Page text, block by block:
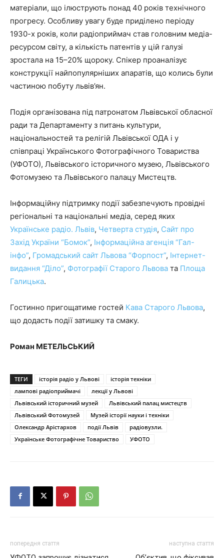
матеріали, що ілюструють понад 40 років технічного
прогресу. Особливу увагу буде приділено періоду
1930-х років, коли радіоприймач став головним медіа-
ресурсом світу, а кількість патентів у цій галузі
зростала на 15–20% щороку. Спікер проаналізує
конструкції найпопулярніших апаратів, що колись були
частиною побуту львів’ян.
Подія організована під патронатом Львівської обласної
ради та Департаменту з питань культури,
національностей та релігій Львівської ОДА і у
співпраці Українського Фотографічного Товариства
(УФОТО), Львівського історичного музею, Львівського
Фотомузею та Львівського палацу Мистецтв.
Інформаційну підтримку події забезпечують провідні
регіональні та національні медіа, серед яких
Українське радіо. Львів, Четверта студія, Сайт про
Захід України “Бомок”, Інформаційна агенція “Гал-
інфо”, Громадський сайт Львова “Форпост”, Інтернет-
видання “Діло”, Фотографії Старого Львова та Площа
Галицька.
Гостинно пригощатиме гостей Кава Старого Львова,
що додасть події затишку та смаку.
Роман МЕТЕЛЬСЬКИЙ
ТЕГИ історія радіо у Львові
історія техніки
лампові радіоприймачі
лекції у Львові
Львівський історичний музей
Львівський палац мистецтв
Львівський Фотомузей
Музей історії науки і техніки
Олександр Арістархов
події Львів
радіовузли.
Українське Фотографічне Товариство
УФОТО
попередня стаття наступна стаття